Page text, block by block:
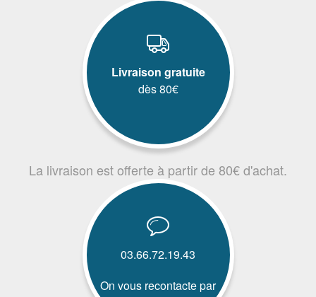
Livraison gratuite
dès 80€
La livraison est offerte à partir de 80€ d'achat.
03.66.72.19.43
On vous recontacte par